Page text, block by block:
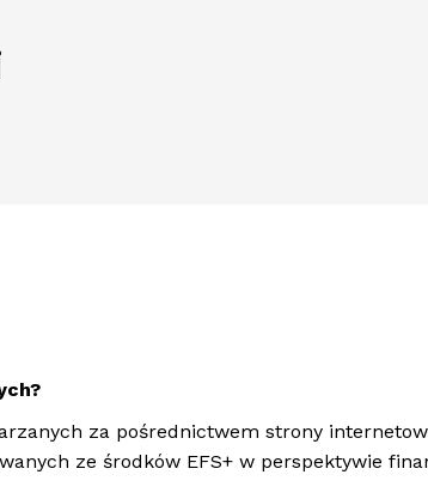
za pośrednictwem strony
ze środków EFS+ w perspektywie